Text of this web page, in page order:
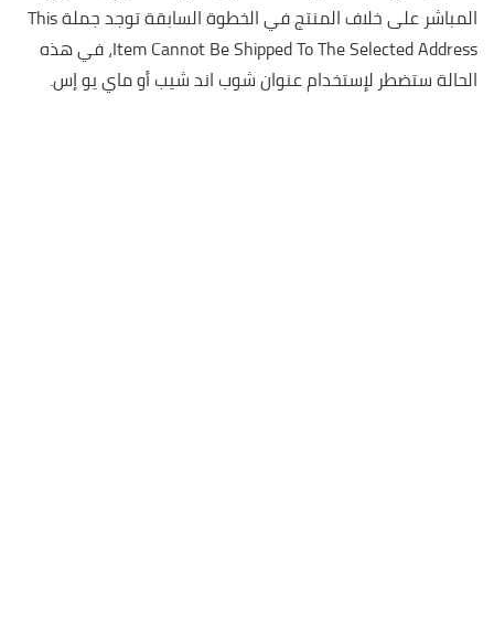
المباشر على خلاف المنتج في الخطوة السابقة توجد جملة This
Item Cannot Be Shipped To The Selected Address، في هذه
الحالة ستضطر لإستخدام عنوان شوب اند شيب أو ماي يو إس.